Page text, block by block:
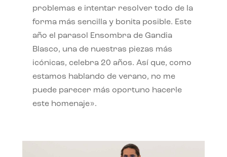
problemas e intentar resolver todo de la
forma más sencilla y bonita posible. Este
año el parasol Ensombra de Gandia
Blasco, una de nuestras piezas más
icónicas, celebra 20 años. Así que, como
estamos hablando de verano, no me
puede parecer más oportuno hacerle
este homenaje».